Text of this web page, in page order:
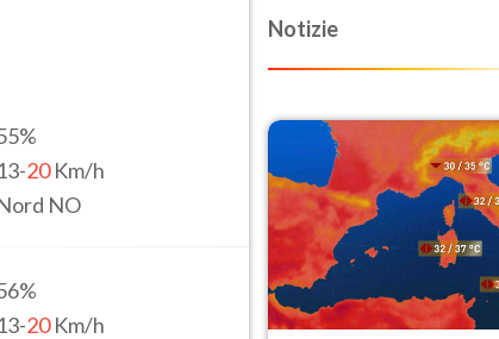
%
-20Km/h
NO
%
-20Km/h
Notizie